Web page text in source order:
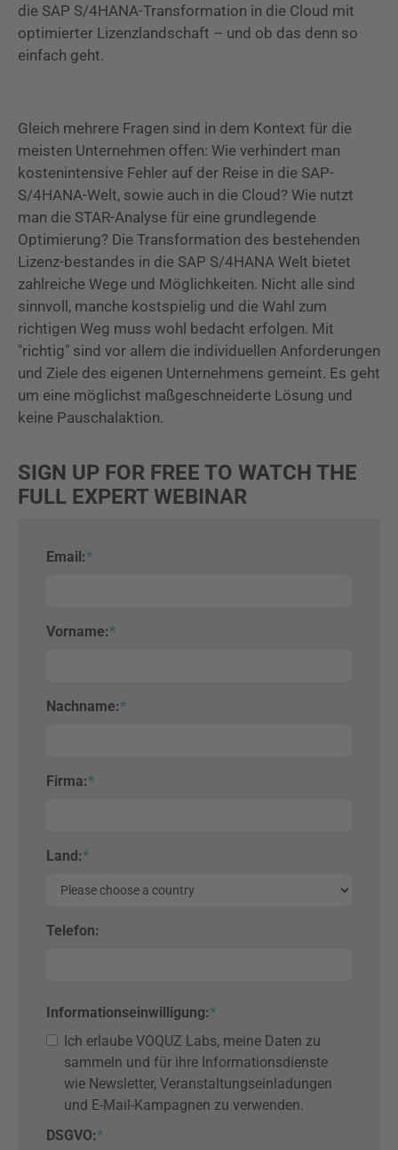
die SAP S/4HANA-Transformation in die Cloud mit
optimierter Lizenzlandschaft – und ob das denn so
einfach geht.
Gleich mehrere Fragen sind in dem Kontext für die
meisten Unternehmen offen: Wie verhindert man
kostenintensive Fehler auf der Reise in die SAP-
S/4HANA-Welt, sowie auch in die Cloud? Wie nutzt
man die STAR-Analyse für eine grundlegende
Optimierung? Die Transformation des bestehenden
Lizenz-bestandes in die SAP S/4HANA Welt bietet
zahlreiche Wege und Möglichkeiten. Nicht alle sind
sinnvoll, manche kostspielig und die Wahl zum
richtigen Weg muss wohl bedacht erfolgen. Mit
"richtig" sind vor allem die individuellen Anforderungen
und Ziele des eigenen Unternehmens gemeint. Es geht
um eine möglichst maßgeschneiderte Lösung und
keine Pauschalaktion.
SIGN UP FOR FREE TO WATCH THE
FULL EXPERT WEBINAR
Email:*
Vorname:*
Nachname:*
Firma:*
Land:*
Telefon:
Informationseinwilligung:*
Ich erlaube VOQUZ Labs, meine Daten zu
sammeln und für ihre Informationsdienste
wie Newsletter, Veranstaltungseinladungen
und E-Mail-Kampagnen zu verwenden.
DSGVO:*